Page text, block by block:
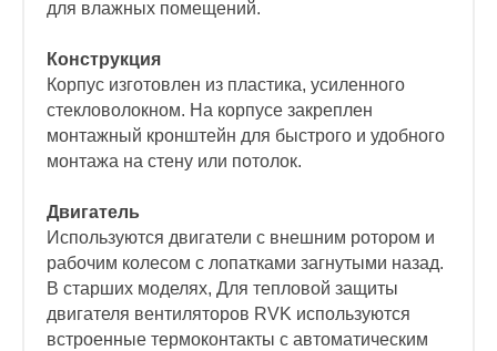
для влажных помещений.
Конструкция
Корпус изготовлен из пластика, усиленного
стекловолокном. На корпусе закреплен
монтажный кронштейн для быстрого и удобного
монтажа на стену или потолок.
Двигатель
Используются двигатели с внешним ротором и
рабочим колесом с лопатками загнутыми назад.
В старших моделях, Для тепловой защиты
двигателя вентиляторов RVK используются
встроенные термоконтакты с автоматическим